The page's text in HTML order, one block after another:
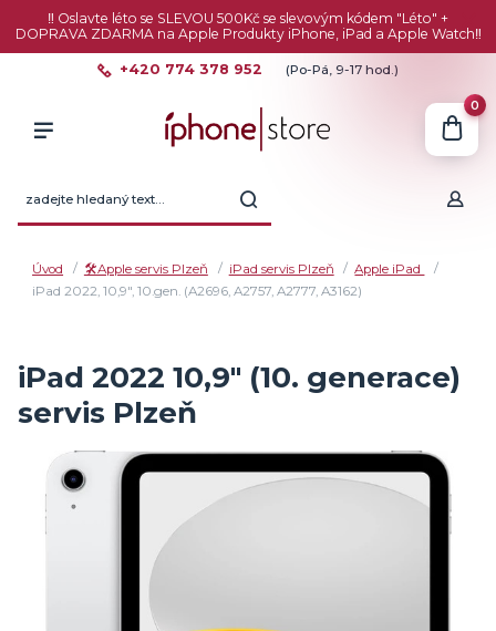
‼️ Oslavte léto se SLEVOU 500Kč se slevovým kódem "Léto" +
DOPRAVA ZDARMA na Apple Produkty iPhone, iPad a Apple Watch‼️
+420 774 378 952 (Po-Pá, 9-17 hod.)
0
Úvod 🛠️Apple servis Plzeň iPad servis Plzeň
Apple iPad
iPad 2022, 10,9", 10.gen. (A2696, A2757, A2777, A3162)
iPad 2022 10,9" (10. generace)
servis Plzeň